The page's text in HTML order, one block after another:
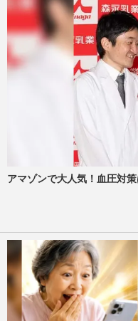
アマゾンで大人気！血圧対